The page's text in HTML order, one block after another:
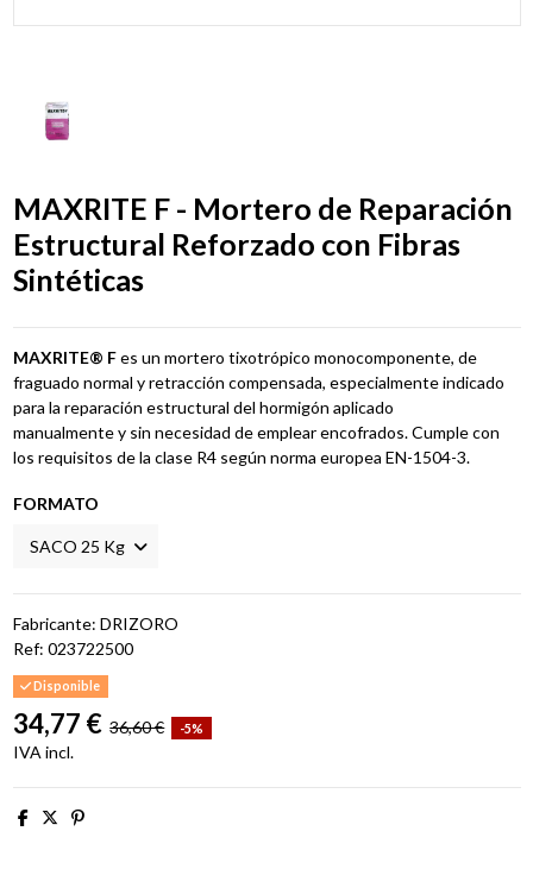
MAXRITE F - Mortero de Reparación
Estructural Reforzado con Fibras
Sintéticas
MAXRITE® Fes un mortero tixotrópico monocomponente, de
fraguado normal y retracción compensada, especialmente indicado
para la reparación estructural del hormigón aplicado
manualmente y sin necesidad de emplear encofrados. Cumple con
los requisitos de la clase R4 según norma europea EN-1504-3.
FORMATO
Fabricante: DRIZORO
Ref: 023722500
Disponible
34,77 € 36,60 € -5%
IVA incl.